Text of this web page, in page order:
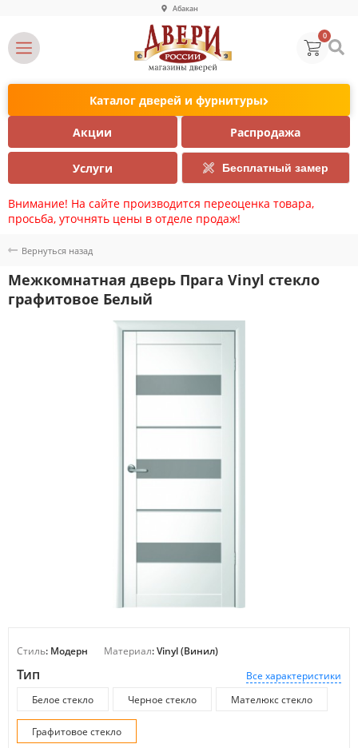
Абакан
0
Каталог дверей и фурнитуры
Акции Распродажа
Услуги Бесплатный замер
Внимание! На сайте производится переоценка товара,
просьба, уточнять цены в отделе продаж!
Вернуться назад
Межкомнатная дверь Прага Vinyl стекло
графитовое Белый
Стиль: Модерн Материал: Vinyl (Винил)
Все характеристики
Тип
Белое стекло Черное стекло Мателюкс стекло
Графитовое стекло